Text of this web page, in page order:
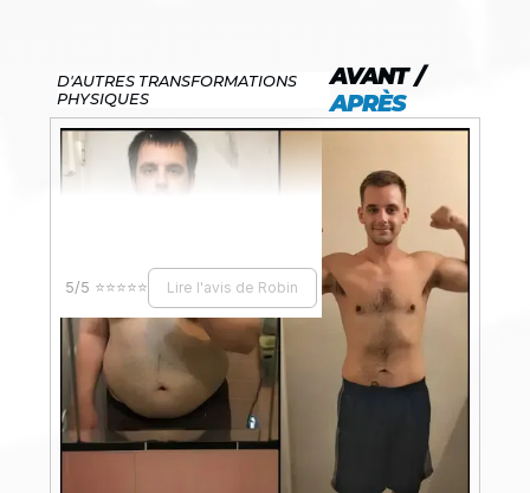
D'AUTRES TRANSFORMATIONS
PHYSIQUES
AVANT /
APRÈS
5/5 ⭐⭐⭐⭐⭐ Lire l'avis de Robin